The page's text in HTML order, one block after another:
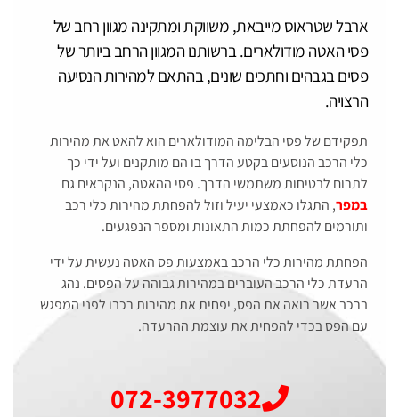
ארבל שטראוס מייבאת, משווקת ומתקינה מגוון רחב של
פסי האטה מודולארים. ברשותנו המגוון הרחב ביותר של
פסים בגבהים וחתכים שונים, בהתאם למהירות הנסיעה
הרצויה.
תפקידם של פסי הבלימה המודולארים הוא להאט את מהירות
כלי הרכב הנוסעים בקטע הדרך בו הם מותקנים ועל ידי כך
לתרום לבטיחות משתמשי הדרך. פסי ההאטה, הנקראים גם
במפר, התגלו כאמצעי יעיל וזול להפחתת מהירות כלי רכב
ותורמים להפחתת כמות התאונות ומספר הנפגעים.
הפחתת מהירות כלי הרכב באמצעות פס האטה נעשית על ידי
הרעדת כלי הרכב העוברים במהירות גבוהה על הפסים. נהג
ברכב אשר רואה את הפס, יפחית את מהירות רכבו לפני המפגש
עם הפס בכדי להפחית את עוצמת ההרעדה.
072-3977032